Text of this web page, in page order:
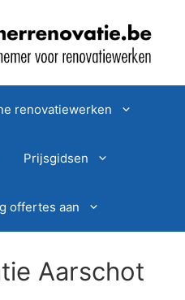
renovatiewerken
Prijsgidsen
offertes aan
Aarschot